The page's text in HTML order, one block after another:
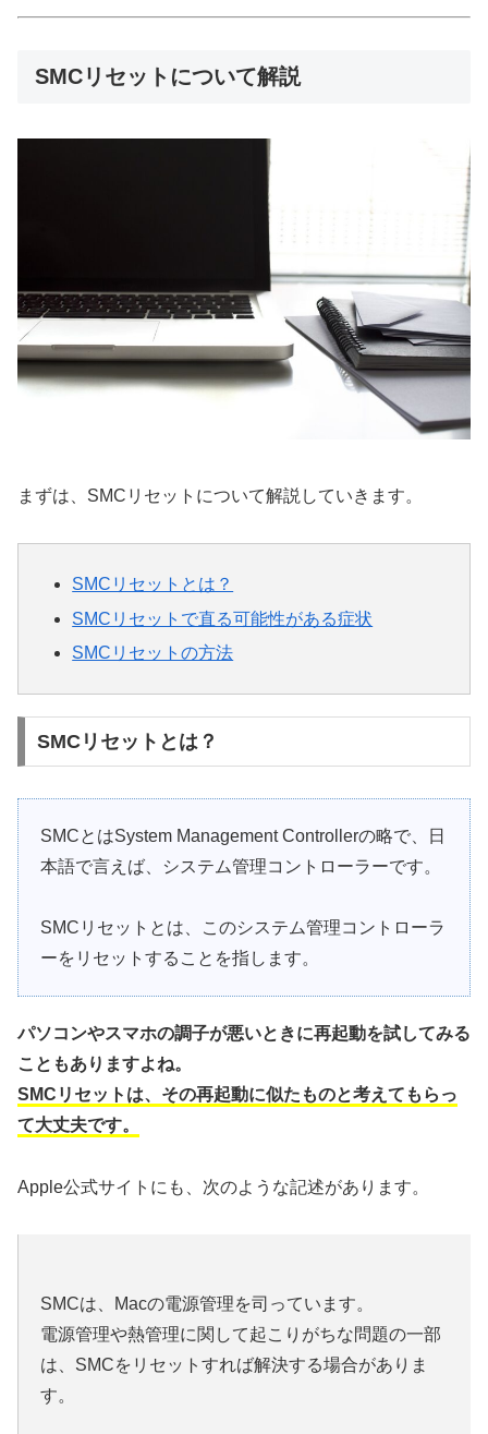
SMCリセットについて解説
まずは、SMCリセットについて解説していきます。
SMCリセットとは？
SMCリセットで直る可能性がある症状
SMCリセットの方法
SMCリセットとは？
SMCとはSystem Management Controllerの略で、日
本語で言えば、システム管理コントローラーです。
SMCリセットとは、このシステム管理コントローラ
ーをリセットすることを指します。
パソコンやスマホの調子が悪いときに再起動を試してみる
こともありますよね。
SMCリセットは、その再起動に似たものと考えてもらっ
て大丈夫です。
Apple公式サイトにも、次のような記述があります。
SMCは、Macの電源管理を司っています。
電源管理や熱管理に関して起こりがちな問題の一部
は、SMCをリセットすれば解決する場合がありま
す。